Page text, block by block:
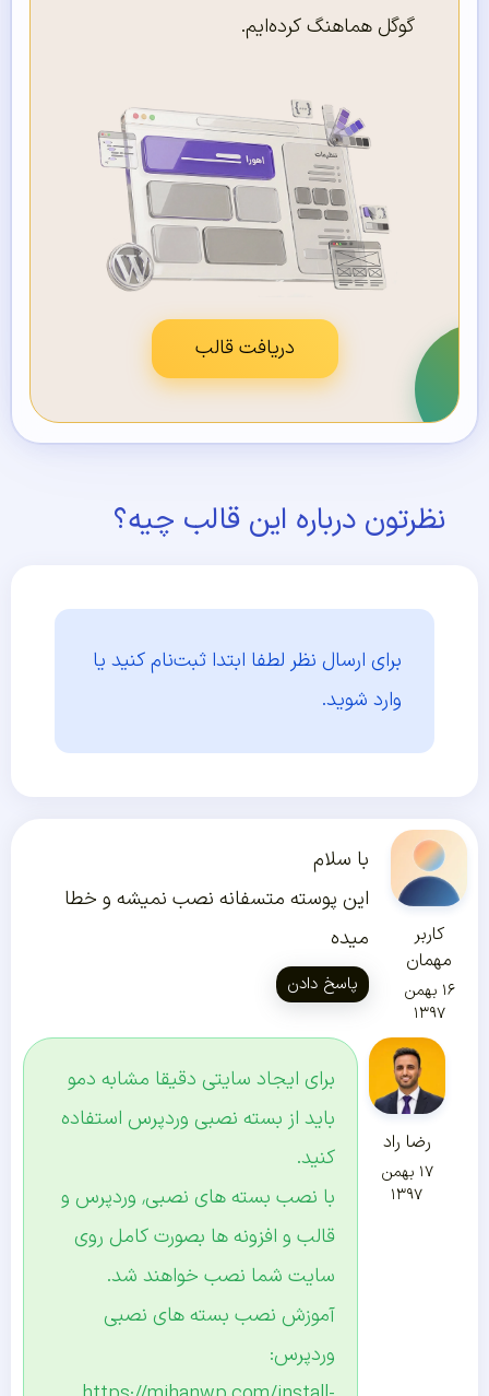
گوگل هماهنگ کرده‌ایم.
دریافت قالب
نظرتون درباره این قالب چیه؟
برای ارسال نظر لطفا ابتدا ثبت‌نام کنید یا
وارد شوید.
کاربر
مهمان
۱۶ بهمن
۱۳۹۷
با سلام
این پوسته متسفانه نصب نمیشه و خطا
میده
پاسخ دادن
رضا راد
۱۷ بهمن
۱۳۹۷
برای ایجاد سایتی دقیقا مشابه دمو
باید از بسته نصبی وردپرس استفاده
کنید.
با نصب بسته های نصبی٬ وردپرس و
قالب و افزونه ها بصورت کامل روی
سایت شما نصب خواهند شد.
آموزش نصب بسته های نصبی
وردپرس: